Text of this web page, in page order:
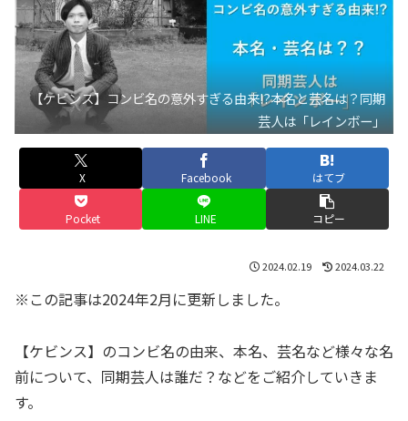
【ケビンス】コンビ名の意外すぎる由来!?本名と芸名は？同期
芸人は「レインボー」
X Facebook はてブ
Pocket LINE コピー
2024.02.19 2024.03.22
※この記事は2024年2月に更新しました。
【ケビンス】のコンビ名の由来、本名、芸名など様々な名
前について、同期芸人は誰だ？などをご紹介していきま
す。